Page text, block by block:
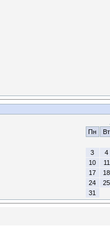
Пн
Вт
3
4
10
11
17
18
24
25
31